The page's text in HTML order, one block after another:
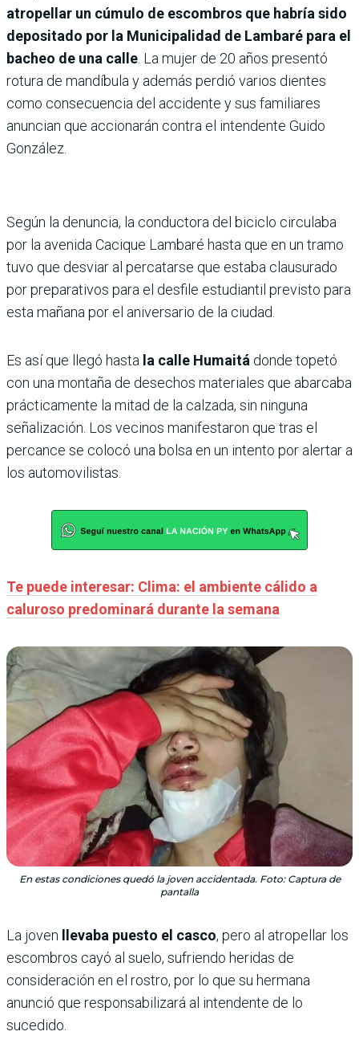
atropellar un cúmulo de escombros que habría sido
depositado por la Municipalidad de Lambaré para el
bacheo de una calle . La mujer de 20 años presentó
rotura de mandíbula y además perdió varios dientes
como consecuencia del accidente y sus familiares
anuncian que accionarán contra el intendente Guido
González.
Según la denuncia, la conductora del biciclo circulaba
por la avenida Cacique Lambaré hasta que en un tramo
tuvo que desviar al percatarse que estaba clausurado
por preparativos para el desfile estudiantil previsto para
esta mañana por el aniversario de la ciudad.
Es así que llegó hasta la calle Humaitá donde topetó
con una montaña de desechos materiales que abarcaba
prácticamente la mitad de la calzada, sin ninguna
señalización. Los vecinos manifestaron que tras el
percance se colocó una bolsa en un intento por alertar a
los automovilistas.
Te puede interesar: Clima: el ambiente cálido a
caluroso predominará durante la semana
En estas condiciones quedó la joven accidentada. Foto: Captura de
pantalla
La joven llevaba puesto el casco, pero al atropellar los
escombros cayó al suelo, sufriendo heridas de
consideración en el rostro, por lo que su hermana
anunció que responsabilizará al intendente de lo
sucedido.